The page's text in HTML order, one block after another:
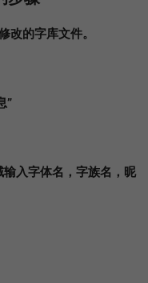
改的字库文件。
”
入字体名，字族名，昵